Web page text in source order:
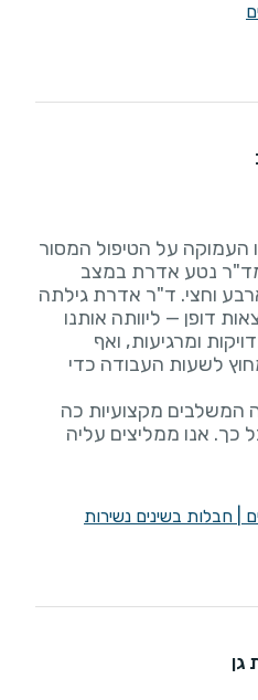
העמוקה על הטיפול המסור
מד"ר נטע אדרת במצב
וחצי. ד"ר אדרת גילתה
דופן — ליוותה אותנו
ומרגיעות, ואף
לשעות העבודה כדי
המשלבים מקצועיות כה
כך. אנו ממליצים עליה
חבלות בשינים נשירות
גן